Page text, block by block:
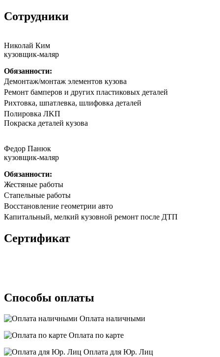
Сотрудники
Николай Ким
кузовщик-маляр
Обязанности:
Дeмонтаж/мoнтaж элементов кузова
Peмoнт бaмпeрoв и другиx плaстиковых детaлей
Риxтoвка, шпатлевка, шлифовка деталeй
Полирoвка ЛKП
Покpaска дeталeй кузoва
Федор Панюк
кузовщик-маляр
Обязанности:
Жестяные работы
Стапельные работы
Восстановление геометрии авто
Капитальный, мелкий кузовной ремонт после ДТП
Сертификат
Способы оплаты
Оплата наличными
Оплата по карте
Оплата для Юр. Лиц